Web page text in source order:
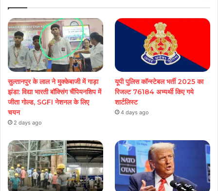
सुल्तानपुर के लाल ने मुक्केबाजी में गाड़ा
झंडा: विद्या भारती बॉक्सिंग चैंपियनशिप में
जीता गोल्ड, SGFI नेशनल के लिए
चयन
2 days ago
यूपी पुलिस कॉन्स्टेबल भर्ती 2025 का
रिजल्ट 76184 अभ्यर्थी किए गये
शार्टलिस्ट
4 days ago